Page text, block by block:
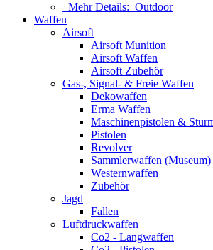
Mehr Details: Outdoor
Waffen
Airsoft
Airsoft Munition
Airsoft Waffen
Airsoft Zubehör
Gas-, Signal- & Freie Waffen
Dekowaffen
Erma Waffen
Maschinenpistolen &
Pistolen
Revolver
Sammlerwaffen (Museum)
Westernwaffen
Zubehör
Jagd
Fallen
Luftdruckwaffen
Co2 - Langwaffen